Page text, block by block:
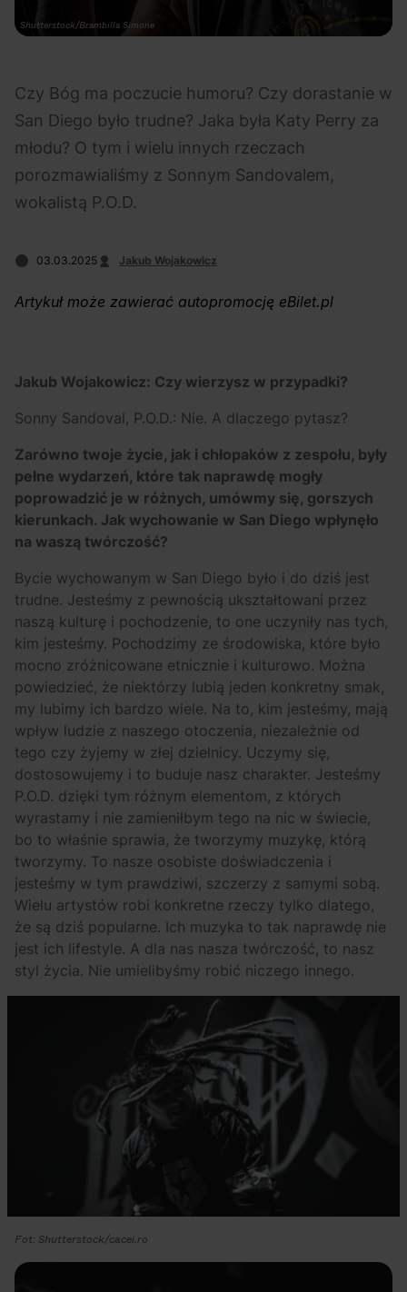
Scena Impostora 06.08.2026
Kto jest
prawdziwym fanem
eBilet
jednoczącą fanów
Bring Me The Horizon Ciekawostki 03.08.2026
Arctic Monkeys i
Horizon. Lustrzane
kariery zespołów z
Sheffield
Dla dzieci Polecane 30.07.2026
Odkryj wyjątkowe
miesiąc wakacji!
Fot. Shutterstock/Brambilla Simone
Czy Bóg ma poczucie humoru? Czy dorastanie w
San Diego było trudne? Jaka była Katy Perry za
młodu? O tym i wielu innych rzeczach
porozmawialiśmy z Sonnym Sandovalem,
wokalistą P.O.D.
03.03.2025 Jakub Wojakowicz
Artykuł może zawierać autopromocję eBilet.pl
Jakub Wojakowicz: Czy wierzysz w przypadki?
Sonny Sandoval, P.O.D.: Nie. A dlaczego pytasz?
Zarówno twoje życie, jak i chłopaków z zespołu, były
pełne wydarzeń, które tak naprawdę mogły
poprowadzić je w różnych, umówmy się, gorszych
kierunkach. Jak wychowanie w San Diego wpłynęło
na waszą twórczość?
Bycie wychowanym w San Diego było i do dziś jest
trudne. Jesteśmy z pewnością ukształtowani przez
naszą kulturę i pochodzenie, to one uczyniły nas tych,
kim jesteśmy. Pochodzimy ze środowiska, które było
mocno zróżnicowane etnicznie i kulturowo. Można
powiedzieć, że niektórzy lubią jeden konkretny smak,
my lubimy ich bardzo wiele. Na to, kim jesteśmy, mają
wpływ ludzie z naszego otoczenia, niezależnie od
tego czy żyjemy w złej dzielnicy. Uczymy się,
dostosowujemy i to buduje nasz charakter. Jesteśmy
P.O.D. dzięki tym różnym elementom, z których
wyrastamy i nie zamieniłbym tego na nic w świecie,
bo to właśnie sprawia, że tworzymy muzykę, którą
tworzymy. To nasze osobiste doświadczenia i
jesteśmy w tym prawdziwi, szczerzy z samymi sobą.
Wielu artystów robi konkretne rzeczy tylko dlatego,
że są dziś popularne. Ich muzyka to tak naprawdę nie
jest ich lifestyle. A dla nas nasza twórczość, to nasz
styl życia. Nie umielibyśmy robić niczego innego.
Fot: Shutterstock/cacei.ro